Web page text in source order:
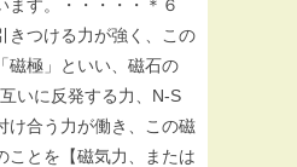
ます。・・・・・＊６
きつける力が強く、この
磁極」といい、磁石の
いに反発する力、N-S
け合う力が働き、この磁
ことを【磁気力、または